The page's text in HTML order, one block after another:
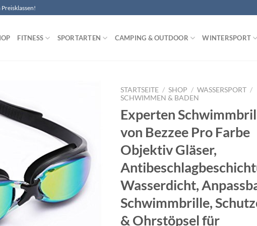
FITNESS SPORTARTEN CAMPING & OUTDOOR WINTERSPORT
Wunschliste
hinzufügen
STARTSEITE / SHOP / WASSERSPORT /
SCHWIMMEN & BADEN
Experten
von Bezzee Pro Farbe
Objektiv Gläser,
Wasserdicht,
Schwimmbrille,
& Ohrstöpsel für